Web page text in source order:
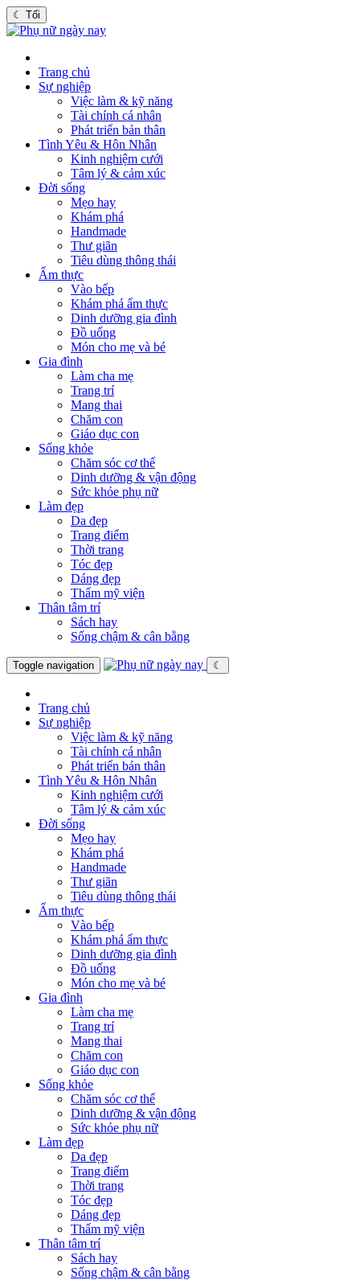
☾ Tối
Trang chủ
Sự nghiệp
Việc làm & kỹ năng
Tài chính cá nhân
Phát triển bản thân
Tình Yêu & Hôn Nhân
Kinh nghiệm cưới
Tâm lý & cảm xúc
Đời sống
Mẹo hay
Khám phá
Handmade
Thư giãn
Tiêu dùng thông thái
Ẩm thực
Vào bếp
Khám phá ẩm thực
Dinh dưỡng gia đình
Đồ uống
Món cho mẹ và bé
Gia đình
Làm cha mẹ
Trang trí
Mang thai
Chăm con
Giáo dục con
Sống khỏe
Chăm sóc cơ thể
Dinh dưỡng & vận động
Sức khỏe phụ nữ
Làm đẹp
Da đẹp
Trang điểm
Thời trang
Tóc đẹp
Dáng đẹp
Thẩm mỹ viện
Thân tâm trí
Sách hay
Sống chậm & cân bằng
Toggle navigation ☾
Trang chủ
Sự nghiệp
Việc làm & kỹ năng
Tài chính cá nhân
Phát triển bản thân
Tình Yêu & Hôn Nhân
Kinh nghiệm cưới
Tâm lý & cảm xúc
Đời sống
Mẹo hay
Khám phá
Handmade
Thư giãn
Tiêu dùng thông thái
Ẩm thực
Vào bếp
Khám phá ẩm thực
Dinh dưỡng gia đình
Đồ uống
Món cho mẹ và bé
Gia đình
Làm cha mẹ
Trang trí
Mang thai
Chăm con
Giáo dục con
Sống khỏe
Chăm sóc cơ thể
Dinh dưỡng & vận động
Sức khỏe phụ nữ
Làm đẹp
Da đẹp
Trang điểm
Thời trang
Tóc đẹp
Dáng đẹp
Thẩm mỹ viện
Thân tâm trí
Sách hay
Sống chậm & cân bằng